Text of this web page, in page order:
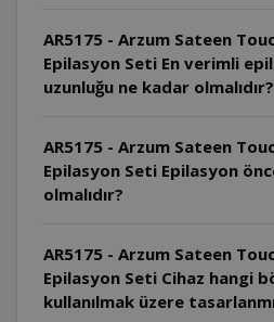
AR5175 - Arzum Sateen
Epilasyon Seti En verimli
uzunluğu ne kadar olmalıdır?
AR5175 - Arzum Sateen
Epilasyon Seti Epilasyon
olmalıdır?
AR5175 - Arzum Sateen
Epilasyon Seti Cihaz hangi
kullanılmak üzere